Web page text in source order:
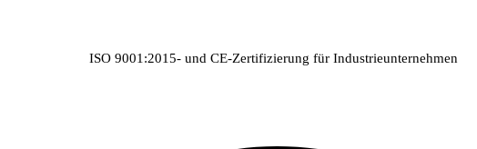
ISO 9001:2015- und CE-Zertifizierung für Industrieunternehmen